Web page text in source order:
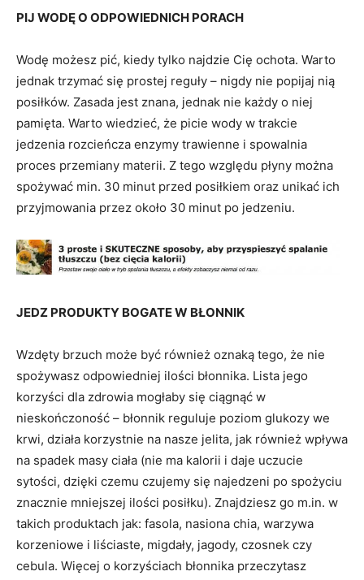
PIJ WODĘ O ODPOWIEDNICH PORACH
Wodę możesz pić, kiedy tylko najdzie Cię ochota. Warto
jednak trzymać się prostej reguły – nigdy nie popijaj nią
posiłków. Zasada jest znana, jednak nie każdy o niej
pamięta. Warto wiedzieć, że picie wody w trakcie
jedzenia rozcieńcza enzymy trawienne i spowalnia
proces przemiany materii. Z tego względu płyny można
spożywać min. 30 minut przed posiłkiem oraz unikać ich
przyjmowania przez około 30 minut po jedzeniu.
JEDZ PRODUKTY BOGATE W BŁONNIK
Wzdęty brzuch może być również oznaką tego, że nie
spożywasz odpowiedniej ilości błonnika. Lista jego
korzyści dla zdrowia mogłaby się ciągnąć w
nieskończoność – błonnik reguluje poziom glukozy we
krwi, działa korzystnie na nasze jelita, jak również wpływa
na spadek masy ciała (nie ma kalorii i daje uczucie
sytości, dzięki czemu czujemy się najedzeni po spożyciu
znacznie mniejszej ilości posiłku). Znajdziesz go m.in. w
takich produktach jak: fasola, nasiona chia, warzywa
korzeniowe i liściaste, migdały, jagody, czosnek czy
cebula. Więcej o korzyściach błonnika przeczytasz